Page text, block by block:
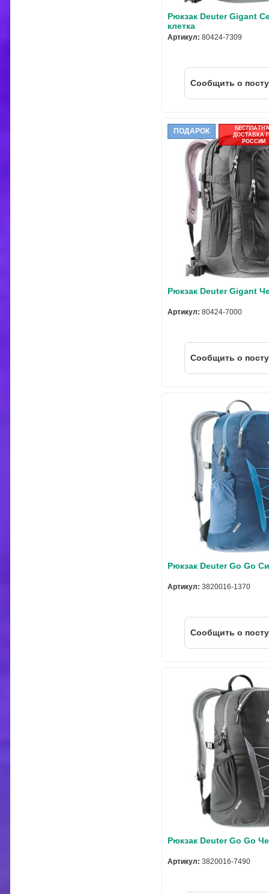
Рюкзак Deuter Gigant
клетка
Артикул: 80424-7309
Cообщить о
ПОДАРОК
ДОСТАВКА
РОССИИ
Рюкзак Deuter Gigant
Артикул: 80424-7000
Cообщить о
Рюкзак Deuter Go Go
Артикул: 3820016-1370
Cообщить о
Рюкзак Deuter Go Go
Артикул: 3820016-7490